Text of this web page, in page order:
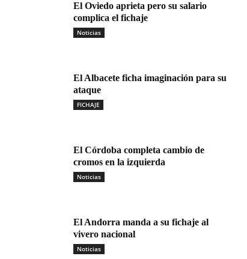
El Oviedo aprieta pero su salario
complica el fichaje
Noticias
El Albacete ficha imaginación para su
ataque
FICHAJE
El Córdoba completa cambio de
cromos en la izquierda
Noticias
El Andorra manda a su fichaje al
vivero nacional
Noticias